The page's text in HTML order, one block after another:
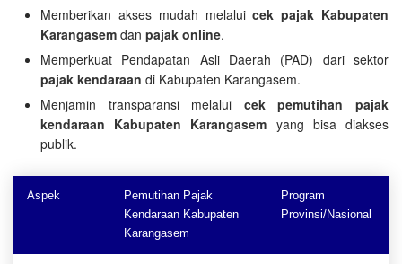
Memberikan akses mudah melaluicek pajak Kabupaten
Karangasem dan pajak online.
Memperkuat Pendapatan Asli Daerah (PAD) dari sektor
pajak kendaraan di Kabupaten Karangasem.
Menjamin transparansi melalui cek pemutihan pajak
kendaraan Kabupaten Karangasem yang bisa diakses
publik.
Aspek
Pemutihan Pajak
Kendaraan Kabupaten
Karangasem
Program
Provinsi/Nasional